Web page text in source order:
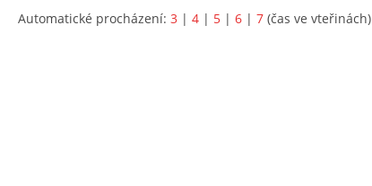
Automatické procházení: 3 | 4 | 5 | 6 | 7 (čas ve vteřinách)